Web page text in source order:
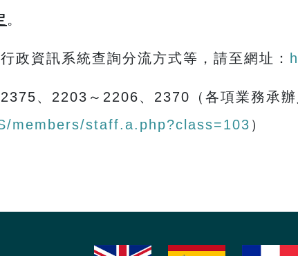
。
政資訊系統查詢分流方式等，請至網址：
、2203～2206、2370（各項業務承
members/staff.a.php?class=103 ）